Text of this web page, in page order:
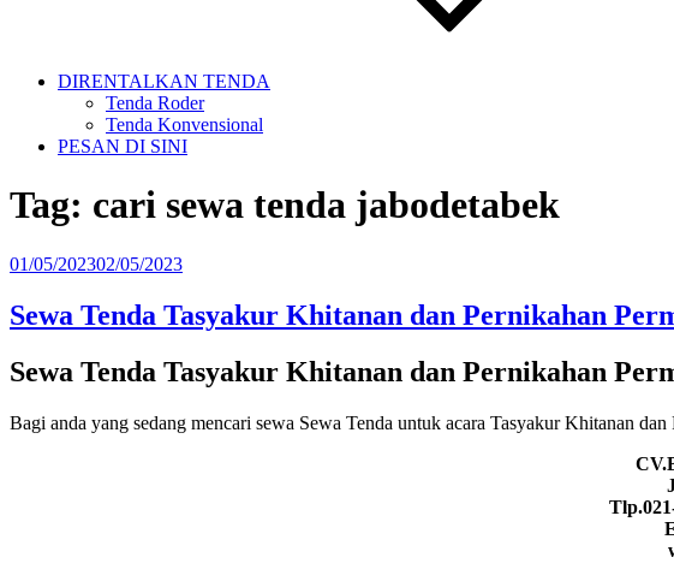
DIRENTALKAN TENDA
Tenda Roder
Tenda Konvensional
PESAN DI SINI
Tag: cari sewa tenda jabodetabek
Diposkan
01/05/202302/05/2023
Sewa Tenda Tasyakur Khitanan dan Pernikahan
Sewa Tenda Tasyakur Khitanan dan Pernikahan
Bagi anda yang sedang mencari sewa Sewa Tenda untuk acara Tasyakur Khitanan